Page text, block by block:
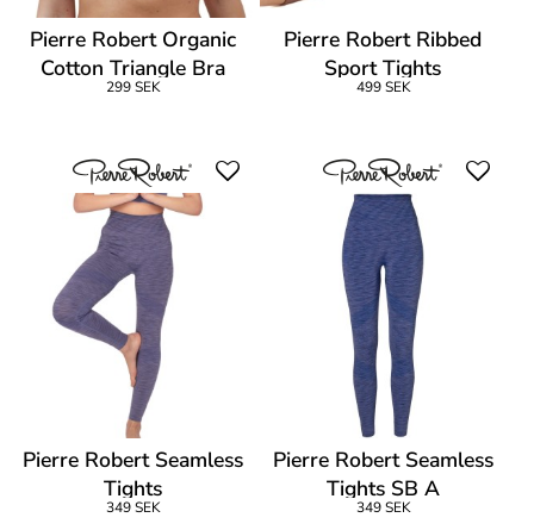
Pierre Robert Organic
Cotton Triangle Bra
299 SEK
Pierre Robert Ribbed
Sport Tights
499 SEK
Pierre Robert Seamless
Tights
349 SEK
Pierre Robert Seamless
Tights SB A
349 SEK